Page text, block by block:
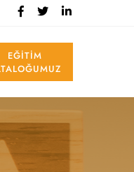
EĞITIM